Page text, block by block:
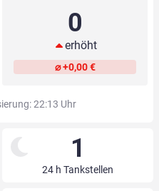
0
erhöht
⌀ +0,00 €
22:13 Uhr
1
24 h Tankstellen